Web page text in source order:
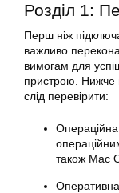
Розділ 1:
Перш ніж
важливо
вимогам для
пристрою. Нижче
слід перевірити:
також Mac